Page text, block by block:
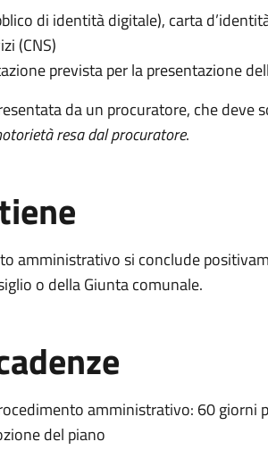
di identità digitale), carta
(CNS)
prevista per la presentazione
da un procuratore, che deve
resa dal procuratore.
amministrativo si conclude
o della Giunta comunale.
amministrativo: 60 giorni
del piano